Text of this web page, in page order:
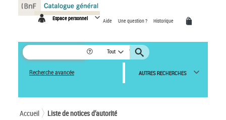
Espace personnel Aide Une question ? Historique
Tout
Recherche avancée AUTRES RECHERCHES
Accueil Liste de notices d’autorité
Panneau de gestion des cookies